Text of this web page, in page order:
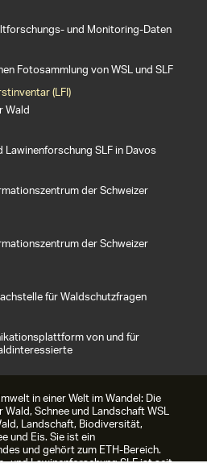
und Monitoring-Daten
Fotosammlung von WSL und SLF
(LFI)
Wald
SLF in Davos
der Schweizer
der Schweizer
für Waldschutzfragen
von und für
in einer Welt im Wandel: Die
Schnee und Landschaft WSL
Landschaft, Biodiversität,
und Eis. Sie ist ein
und gehört zum ETH-Bereich.